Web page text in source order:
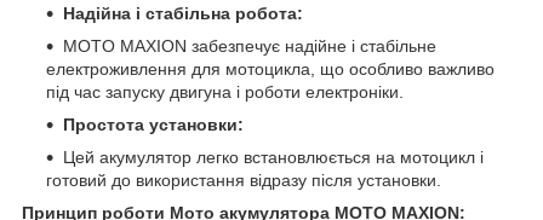
Надійна і стабільна робота:
MOTO MAXION забезпечує надійне і стабільне
електроживлення для мотоцикла, що особливо важливо
під час запуску двигуна і роботи електроніки.
Простота установки:
Цей акумулятор легко встановлюється на мотоцикл і
готовий до використання відразу після установки.
Принцип роботи Мото акумулятора MOTO MAXION: